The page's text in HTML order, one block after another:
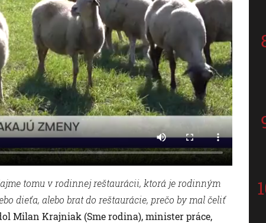
tomu v rodinnej reštaurácii, ktorá je rodinným
dieťa, alebo brat do reštaurácie, prečo by mal čeliť
Milan Krajniak (Sme rodina), minister práce,